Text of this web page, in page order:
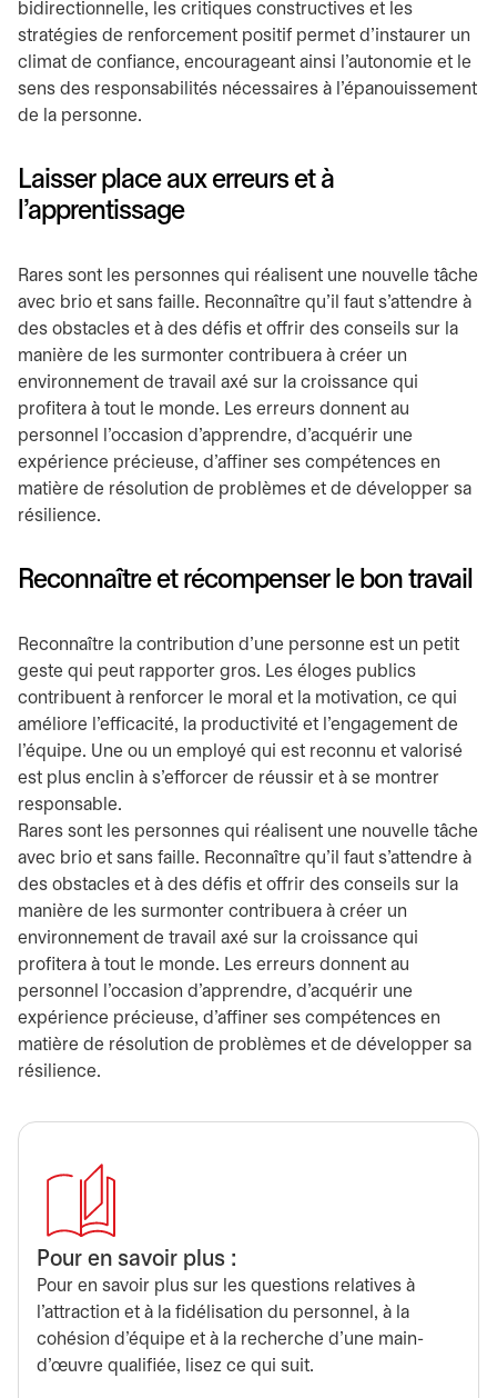
bidirectionnelle, les critiques constructives et les
stratégies de renforcement positif permet d’instaurer un
climat de confiance, encourageant ainsi l’autonomie et le
sens des responsabilités nécessaires à l’épanouissement
de la personne.
Laisser place aux erreurs et à
l’apprentissage
Rares sont les personnes qui réalisent une nouvelle tâche
avec brio et sans faille. Reconnaître qu’il faut s’attendre à
des obstacles et à des défis et offrir des conseils sur la
manière de les surmonter contribuera à créer un
environnement de travail axé sur la croissance qui
profitera à tout le monde. Les erreurs donnent au
personnel l’occasion d’apprendre, d’acquérir une
expérience précieuse, d’affiner ses compétences en
matière de résolution de problèmes et de développer sa
résilience.
Reconnaître et récompenser le bon travail
Reconnaître la contribution d’une personne est un petit
geste qui peut rapporter gros. Les éloges publics
contribuent à renforcer le moral et la motivation, ce qui
améliore l’efficacité, la productivité et l’engagement de
l’équipe. Une ou un employé qui est reconnu et valorisé
est plus enclin à s’efforcer de réussir et à se montrer
responsable.
Rares sont les personnes qui réalisent une nouvelle tâche
avec brio et sans faille. Reconnaître qu’il faut s’attendre à
des obstacles et à des défis et offrir des conseils sur la
manière de les surmonter contribuera à créer un
environnement de travail axé sur la croissance qui
profitera à tout le monde. Les erreurs donnent au
personnel l’occasion d’apprendre, d’acquérir une
expérience précieuse, d’affiner ses compétences en
matière de résolution de problèmes et de développer sa
résilience.
Pour en savoir plus :
Pour en savoir plus sur les questions relatives à
l’attraction et à la fidélisation du personnel, à la
cohésion d’équipe et à la recherche d’une main-
d’œuvre qualifiée, lisez ce qui suit.